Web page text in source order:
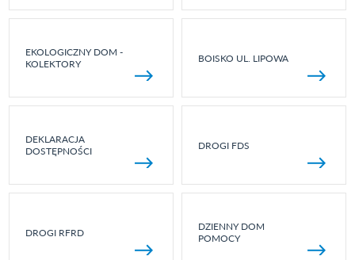
EKOLOGICZNY DOM -
KOLEKTORY
BOISKO UL. LIPOWA
DEKLARACJA
DOSTĘPNOŚCI
DROGI FDS
DROGI RFRD
DZIENNY DOM
POMOCY